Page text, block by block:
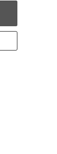
täältä
tästä!